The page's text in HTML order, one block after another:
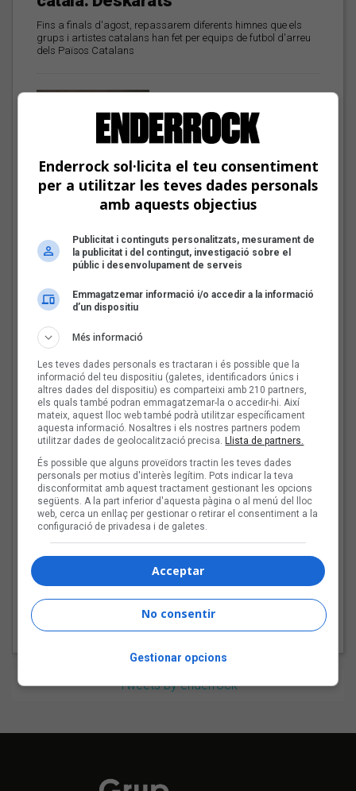
Fins a finals d'agost, repassarem diferents himnes que els
grups i artistes catalans han fet per equips de futbol d'arreu
dels Països Catalans
Mark Boske: «No
m’agrada etiquetar-me
de cantautor»
Les veus dels himnes del
Abras, Mazoni, Sanjosex
i The Gruixut’s
valencians
Tot a punt per la Plaça
del Folk 2026
Les veus dels himnes del
futbol català: Carles
Cases
Tweets by enderrock
Enderrock sol·licita el teu consentiment
per a utilitzar les teves dades personals
amb aquests objectius
Publicitat i continguts personalitzats, mesurament de
la publicitat i del contingut, investigació sobre el
públic i desenvolupament de serveis
Emmagatzemar informació i/o accedir a la informació
d’un dispositiu
Més informació
Les teves dades personals es tractaran i és possible que la
informació del teu dispositiu (galetes, identificadors únics i
altres dades del dispositiu) es comparteixi amb 210 partners,
els quals també podran emmagatzemar-la o accedir-hi. Així
mateix, aquest lloc web també podrà utilitzar específicament
aquesta informació. Nosaltres i els nostres partners podem
utilitzar dades de geolocalització precisa. Llista de partners.
És possible que alguns proveïdors tractin les teves dades
personals per motius d'interès legítim. Pots indicar la teva
disconformitat amb aquest tractament gestionant les opcions
següents. A la part inferior d'aquesta pàgina o al menú del lloc
web, cerca un enllaç per gestionar o retirar el consentiment a la
configuració de privadesa i de galetes.
Acceptar
No consentir
Gestionar opcions